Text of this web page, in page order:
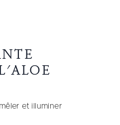
et illuminer